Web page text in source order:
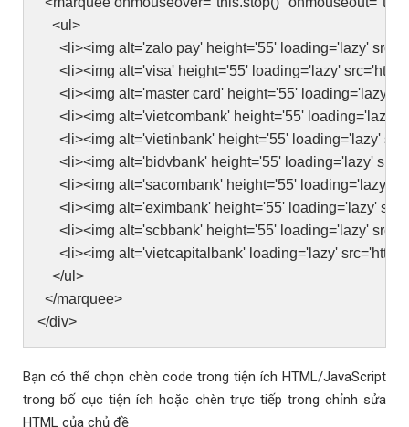
<ul>
<li><img alt='zalo pay' height='55' loading='lazy'
<li><img alt='visa' height='55' loading='lazy'
<li><img alt='master card' height='55' loading='lazy'
<li><img alt='vietcombank' height='55' loading='lazy'
<li><img alt='vietinbank' height='55' loading='lazy'
<li><img alt='bidvbank' height='55' loading='lazy'
<li><img alt='sacombank' height='55' loading='lazy'
<li><img alt='eximbank' height='55' loading='lazy'
<li><img alt='scbbank' height='55' loading='lazy'
<li><img alt='vietcapitalbank' loading='lazy'
</ul>
</marquee>
</div>
Bạn có thể chọn chèn code trong tiện ích HTML/JavaScript
trong bố cục tiện ích hoặc chèn trực tiếp trong chỉnh sửa
HTML của chủ đề